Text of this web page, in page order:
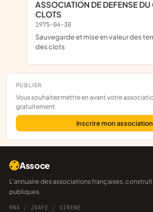
PUBLIER
Vous souhaitez mettre en avant votre association ? Inscrivez-la
gratuitement.
Inscrire mon association
ASSOCIATION DE DEFENSE DU QUARTIER DES
CLOTS
1975-04-30
sauvegarde et mise en valeur des terrains du quartier
des clots
Assoce
L'annuaire des associations françaises, construit sur les données
publiques.
RNA / JOAFE / SIRENE